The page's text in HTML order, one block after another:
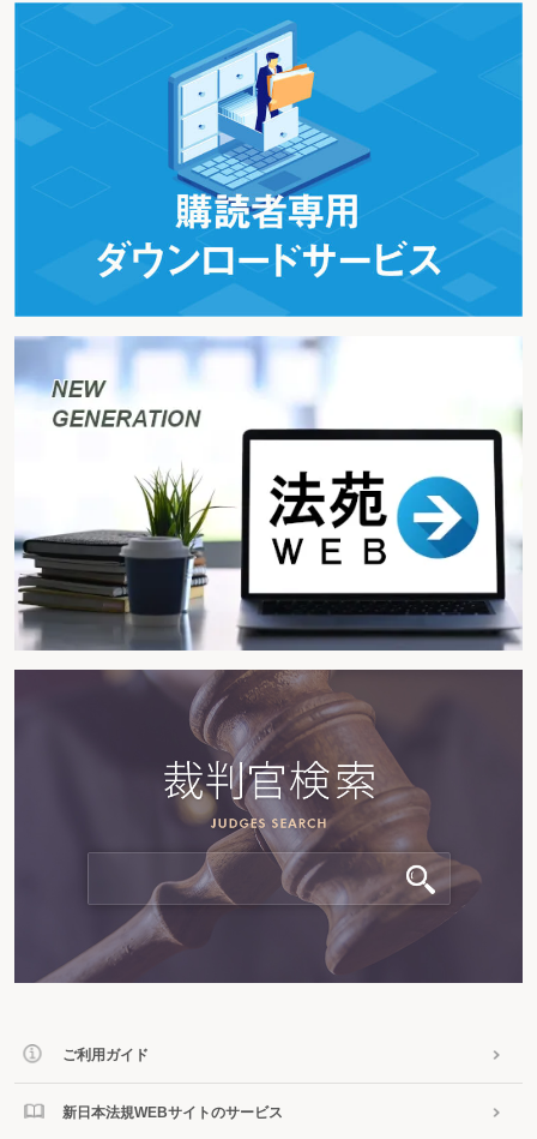
ご利用ガイド
新日本法規WEBサイトのサービス